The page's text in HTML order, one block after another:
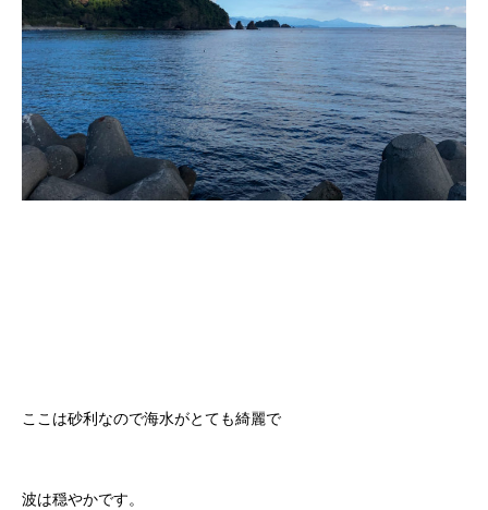
ここは砂利なので海水がとても綺麗で
波は穏やかです。